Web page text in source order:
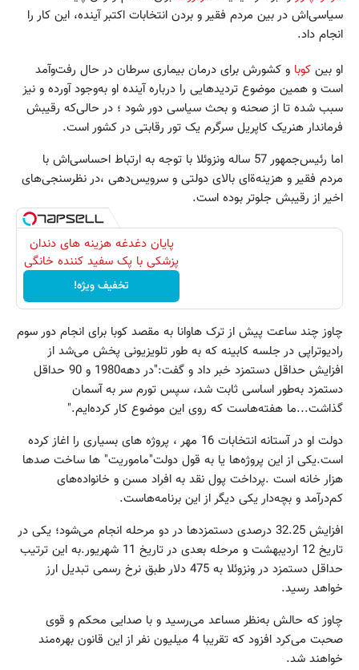
سیاسی‌اش در بین مردم فقیر و بردن انتخابات اکتبر آینده، این کار را
انجام داد.
او بین کوبا و کشورش برای درمان بیماری سرطان در حال رفت‌و‌آمد
است و همین موضوع تردید‌هایی را درباره آینده او به‌وجود آورده و نیز
سبب شده تا از صحنه و بحث سیاسی دور شود ؛ در حالی‌که رقیبش
فرماندار هنریک کاپریل سرگرم یک تور رقابتی در کشور است.
اما رئیس‌جمهور 57 ساله ونزوئلا با توجه به ارتباط احساسی‌اش با
مردم فقیر و هزینه‌ةای بالای دولتی و سرویس‌دهی ،در نظرسنجی‌های
اخیر از رقیبش جلوتر بوده است.
پایان دغدغه هزینه های دندان
پزشکی با پک سفید کننده خانگی
تخفیف ویژه!
چاوز چند ساعت پیش از ترک هاوانا به مقصد کوبا برای انجام دور سوم
رادیوتراپی در جلسه کابینه که به طور تلویزیونی پخش می‌شد از
افزایش حداقل دستمزد خبر داد و گفت:"در دهه1980 و 90 حداقل
دستمزد به‌طور اساسی ثابت شد، سپس تورم سر به آسمان
گذاشت...ما هفته‌هاست که روی این موضوع کار کرده‌ایم."
دولت او در آستانه انتخابات 16 مهر ، پروژه های بسیاری را اغاز کرده
است.یکی از این پروژه‌ها یا به قول دولت"ماموریت" ها ساخت صدها
هزار خانه است .پرداخت پول نقد به افراد مسن و خانواده‌های
کم‌درآمد و بچه‌دار یکی دیگر از این برنامه‌هاست.
افزایش 32.25 درصدی دستمزدها در دو مرحله انجام می‌شود؛ یکی در
تاریخ 12 اردیبهشت و مرحله بعدی در تاریخ 11 شهریور.به این ترتیب
حداقل دستمزد در ونزوئلا به 475 دلار طبق نرخ رسمی تبدیل ارز
خواهد رسید.
چاوز که حالش به‌نظر مساعد می‌رسید و با صدایی محکم و قوی
صحبت می‌کرد افزود که تقریبا 4 میلیون نفر از این قانون بهره‌مند
خواهند شد.